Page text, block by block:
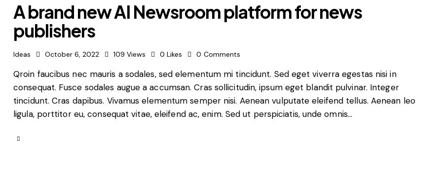
A brand new AI Newsroom platform for news
publishers
Ideas October 6, 2022 109 Views 0 Likes 0 Comments
Qroin faucibus nec mauris a sodales, sed elementum mi tincidunt. Sed eget viverra egestas nisi in
consequat. Fusce sodales augue a accumsan. Cras sollicitudin, ipsum eget blandit pulvinar. Integer
tincidunt. Cras dapibus. Vivamus elementum semper nisi. Aenean vulputate eleifend tellus. Aenean leo
ligula, porttitor eu, consequat vitae, eleifend ac, enim. Sed ut perspiciatis, unde omnis…